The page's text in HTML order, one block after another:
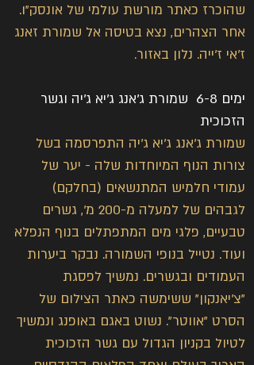
שהוכרז כאתר מורשת עולמי של אונסק"ו.
אחר הצהרים, נצא בטיסה אל שמורת זאנג
ז'אי ז'ייה. נלון באזור.
ימים 6-8  שמורת ג'אנג ג'יא ג'יה וגשר
הזכוכית
שמורת ג'אנג ג'יא ג'יה התפרסמה בשל
צורות הנוף המיוחדות שלה - יער של
עמודי חלמיש המתנשאים (בחלקם)
לגבהים של למעלה מ-200 מ', גשרים
טבעיים, פלגי מים המתפתלים בנוף הנפלא
ועוד. נטייל בנופי השמורה. נבקר ביערות
העמודים ובגשרים. נמשיך לפסגת
"צ'יאנקון" ששימשה כאתר הצילום של
הסרט "אווטר". נשוט באגם באופנג ונמשיך
לטיול בקניון הגדול עם גשר הזכוכית